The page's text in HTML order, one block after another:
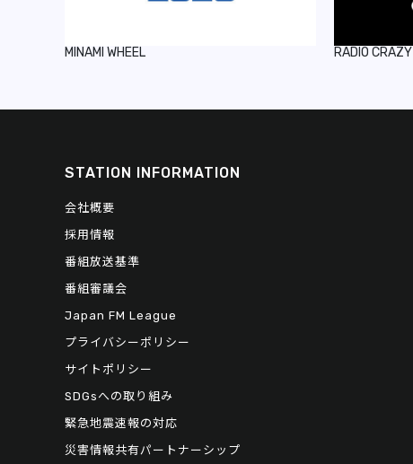
MINAMI WHEEL RADIO CRAZY
STATION INFORMATION
会社概要
採用情報
番組放送基準
番組審議会
Japan FM League
プライバシーポリシー
サイトポリシー
SDGsへの取り組み
緊急地震速報の対応
災害情報共有パートナーシップ